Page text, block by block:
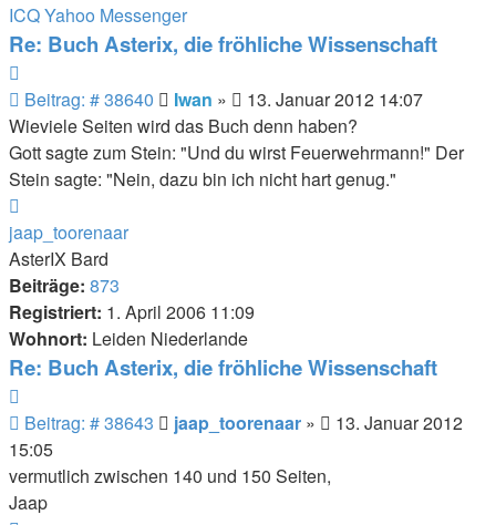
von
Iwan
ICQYahoo Messenger
Re: Buch Asterix, die fröhliche Wissenschaft
Beitrag: # 38640 Beitrag
Iwan »
13. Januar 2012 14:07
Wieviele Seiten wird das Buch denn haben?
Gott sagte zum Stein: "Und du wirst Feuerwehrmann!" Der
Stein sagte: "Nein, dazu bin ich nicht hart genug."
oben
jaap_toorenaar
AsterIX Bard
Beiträge: 873
Registriert: 1. April 2006 11:09
Wohnort: Leiden Niederlande
Re: Buch Asterix, die fröhliche Wissenschaft
Beitrag: # 38643 Beitrag
jaap_toorenaar »
13. Januar 2012
15:05
vermutlich zwischen 140 und 150 Seiten,
Jaap